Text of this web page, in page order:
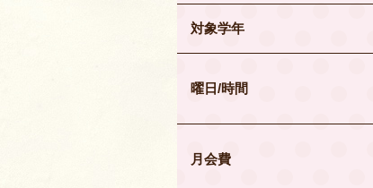
対象学年
曜日/時間
月会費